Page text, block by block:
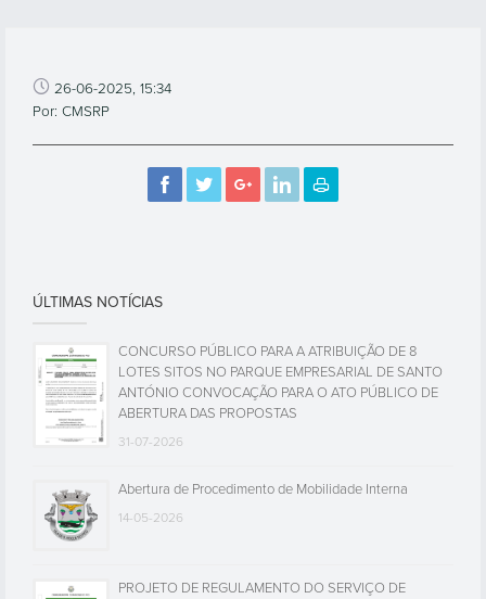
26-06-2025, 15:34
Por: CMSRP
ÚLTIMAS NOTÍCIAS
CONCURSO PÚBLICO PARA A ATRIBUIÇÃO DE 8
LOTES SITOS NO PARQUE EMPRESARIAL DE SANTO
ANTÓNIO CONVOCAÇÃO PARA O ATO PÚBLICO DE
ABERTURA DAS PROPOSTAS
31-07-2026
Abertura de Procedimento de Mobilidade Interna
14-05-2026
PROJETO DE REGULAMENTO DO SERVIÇO DE